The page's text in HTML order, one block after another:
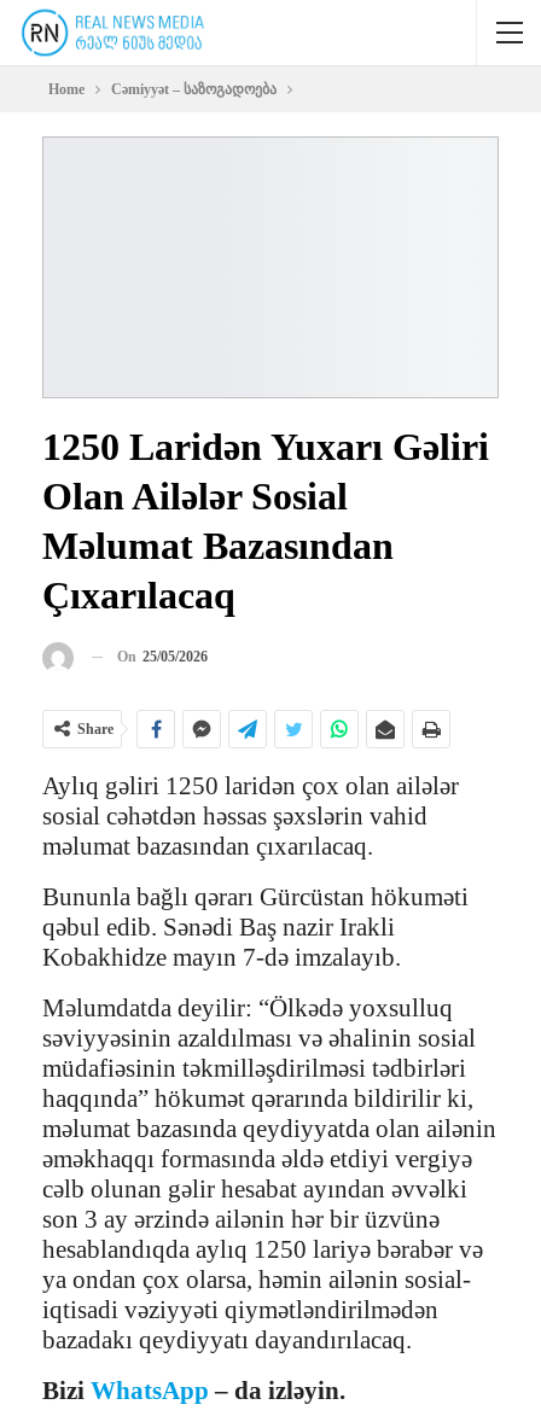
Home Cəmiyyət – საზოგადოება
1250 Laridən Yuxarı Gəliri
Olan Ailələr Sosial
Məlumat Bazasından
Çıxarılacaq
On 25/05/2026
Share
Aylıq gəliri 1250 laridən çox olan ailələr
sosial cəhətdən həssas şəxslərin vahid
məlumat bazasından çıxarılacaq.
Bununla bağlı qərarı Gürcüstan hökuməti
qəbul edib. Sənədi Baş nazir Irakli
Kobakhidze mayın 7-də imzalayıb.
Məlumdatda deyilir: “Ölkədə yoxsulluq
səviyyəsinin azaldılması və əhalinin sosial
müdafiəsinin təkmilləşdirilməsi tədbirləri
haqqında” hökumət qərarında bildirilir ki,
məlumat bazasında qeydiyyatda olan ailənin
əməkhaqqı formasında əldə etdiyi vergiyə
cəlb olunan gəlir hesabat ayından əvvəlki
son 3 ay ərzində ailənin hər bir üzvünə
hesablandıqda aylıq 1250 lariyə bərabər və
ya ondan çox olarsa, həmin ailənin sosial-
iqtisadi vəziyyəti qiymətləndirilmədən
bazadakı qeydiyyatı dayandırılacaq.
Bizi WhatsApp – da izləyin.